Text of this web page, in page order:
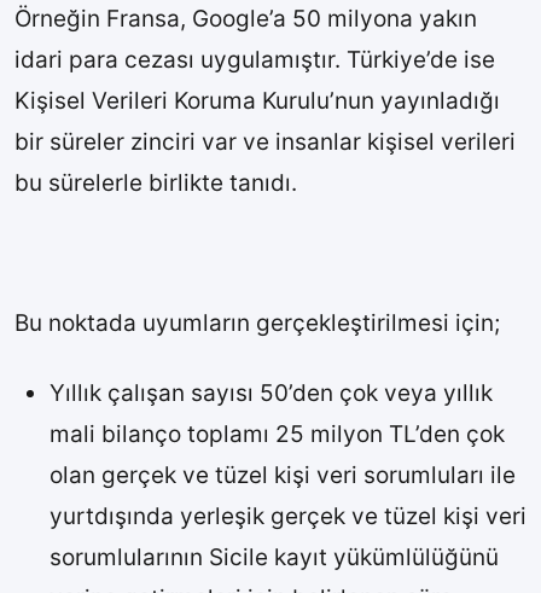
Örneğin Fransa, Google’a 50 milyona yakın
idari para cezası uygulamıştır. Türkiye’de ise
Kişisel Verileri Koruma Kurulu’nun yayınladığı
bir süreler zinciri var ve insanlar kişisel verileri
bu sürelerle birlikte tanıdı.
Bu noktada uyumların gerçekleştirilmesi için;
Yıllık çalışan sayısı 50’den çok veya yıllık
mali bilanço toplamı 25 milyon TL’den çok
olan gerçek ve tüzel kişi veri sorumluları ile
yurtdışında yerleşik gerçek ve tüzel kişi veri
sorumlularının Sicile kayıt yükümlülüğünü